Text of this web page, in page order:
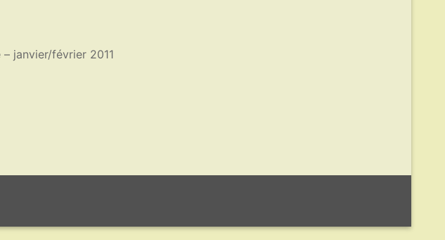
janvier/février 2011